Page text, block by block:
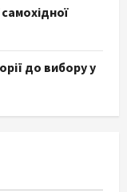
до вибору у